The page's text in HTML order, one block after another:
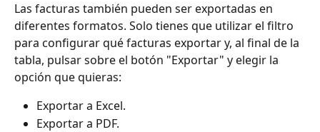
Las facturas también pueden ser exportadas en
diferentes formatos. Solo tienes que utilizar el filtro
para configurar qué facturas exportar y, al final de la
tabla, pulsar sobre el botón "Exportar" y elegir la
opción que quieras:
Exportar a Excel.
Exportar a PDF.